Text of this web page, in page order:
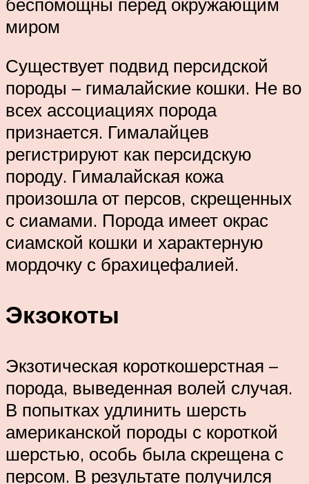
миром
Существует подвид персидской
породы – гималайские кошки. Не во
всех ассоциациях порода
признается. Гималайцев
регистрируют как персидскую
породу. Гималайская кожа
произошла от персов, скрещенных
с сиамами. Порода имеет окрас
сиамской кошки и характерную
мордочку с брахицефалией.
Экзокоты
Экзотическая короткошерстная –
порода, выведенная волей случая.
В попытках удлинить шерсть
американской породы с короткой
шерстью, особь была скрещена с
персом. В результате получился